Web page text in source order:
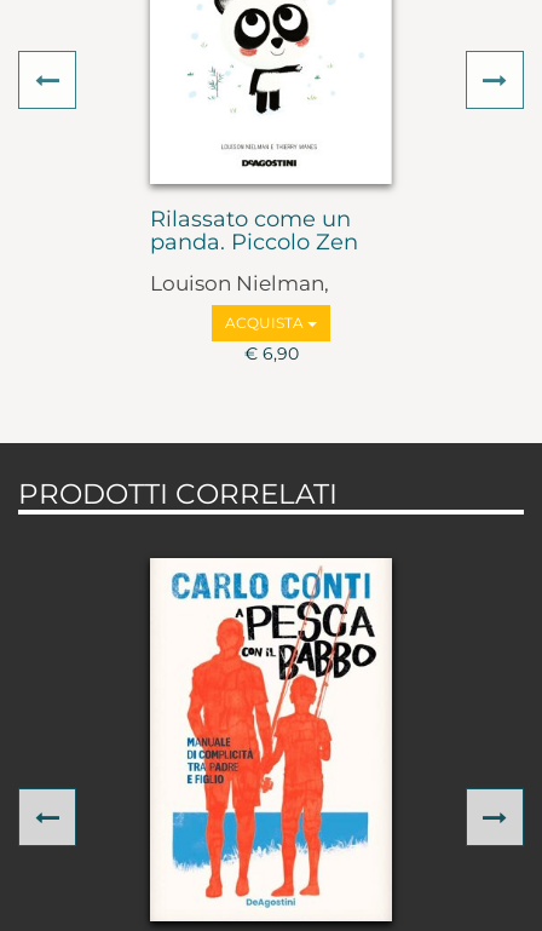
Rilassato come un
panda. Piccolo Zen
Louison Nielman,
Thierry Manes
ACQUISTA
€ 6,90
Previous
PRODOTTI CORRELATI
Previous